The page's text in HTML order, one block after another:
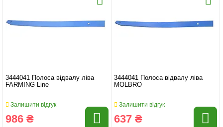
3444041 Полоса відвалу ліва
FARMING Line
Залишити відгук
986 ₴
3444041 Полоса відвалу ліва
MOLBRO
Залишити відгук
637 ₴